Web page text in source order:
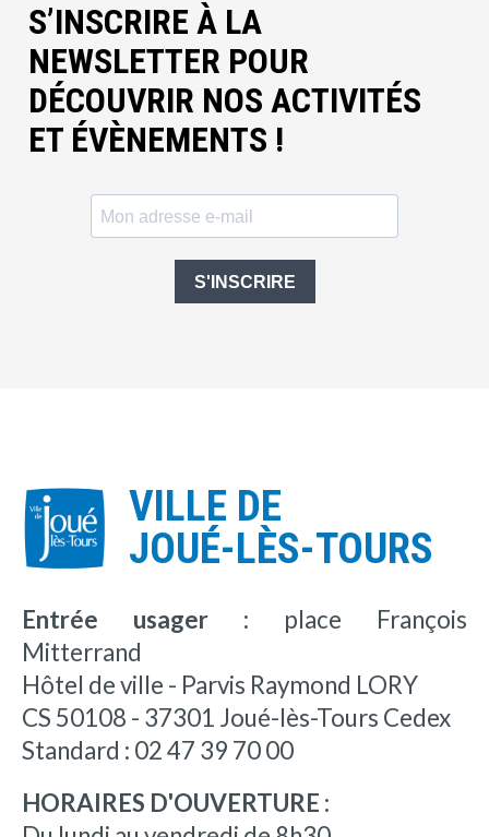
S’INSCRIRE À LA
NEWSLETTER POUR
DÉCOUVRIR NOS ACTIVITÉS
ET ÉVÈNEMENTS !
S'INSCRIRE
VILLE DE
JOUÉ-LÈS-TOURS
Entrée usager : place François
Mitterrand
Hôtel de ville - Parvis Raymond LORY
CS 50108 - 37301 Joué-lès-Tours Cedex
Standard : 02 47 39 70 00
HORAIRES D'OUVERTURE :